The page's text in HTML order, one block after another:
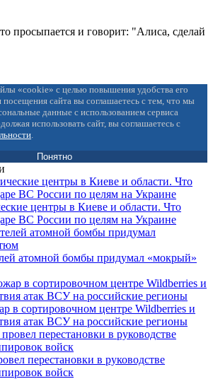
просыпается и говорит: "Алиса, сделай
«cookie» с целью повышения удобства его
сайта вы соглашаетесь с тем, что мы
данные с использованием сервиса
использовать сайт, вы соглашаетесь с
Понятно
центры в Киеве и области. Что
ВС России по целям на Украине
атомной бомбы придумал «мокрый»
в сортировочном центре Wildberries и
атак ВСУ на российские регионы
перестановки в руководстве
войск